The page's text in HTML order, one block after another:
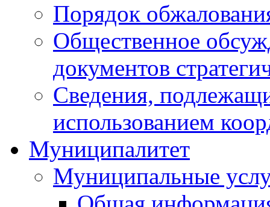
Порядок
Общественное
документов
Сведения,
использованием
Муниципалитет
Муниципальные